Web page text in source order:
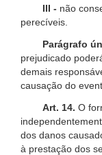
III - não
perecíveis.
Parágrafo
prejudicado
demais
causação do
Art. 14. O
dos danos
à prestação dos